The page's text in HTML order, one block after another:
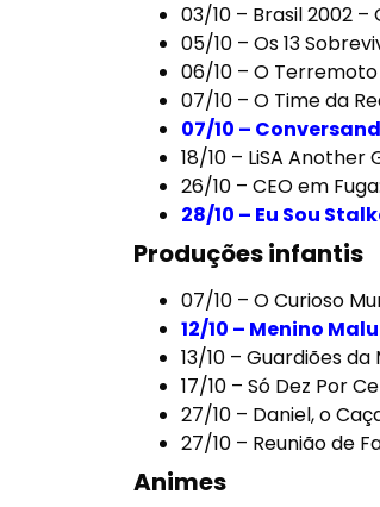
03/10 – Brasil 2002 –
05/10 – Os 13
06/10 – O
07/10 – O Time da
07/10 –
18/10 – LiSA Another
26/10 – CEO em
28/10 – Eu Sou
Produções infantis
07/10 – O Curioso
12/10 – Menino
13/10 – Guardiões da
17/10 – Só Dez Por
27/10 – Daniel, o
27/10 – Reunião de
Animes